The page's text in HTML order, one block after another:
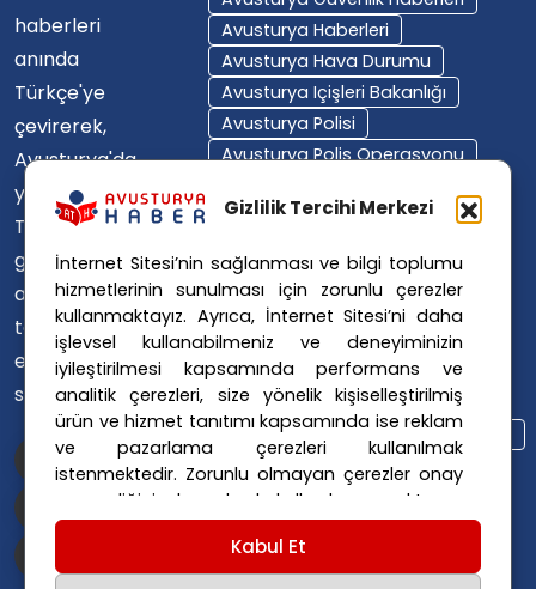
Gizlilik Tercihi Merkezi
İnternet Sitesi’nin sağlanması ve bilgi toplumu
hizmetlerinin sunulması için zorunlu çerezler
kullanmaktayız. Ayrıca, İnternet Sitesi’ni daha
işlevsel kullanabilmeniz ve deneyiminizin
iyileştirilmesi kapsamında performans ve
analitik çerezleri, size yönelik kişiselleştirilmiş
ürün ve hizmet tanıtımı kapsamında ise reklam
ve pazarlama çerezleri kullanılmak
istenmektedir. Zorunlu olmayan çerezler onay
vermediğiniz durumlarda kullanılmayacaktır.
Ayarlarınız 365 gün saklanır.
veGizlilik Politikasıiçin linklere tıklayınız.
Kabul Et
haberleri
anında
Türkçe'ye
çevirerek,
Avusturya'da
yaşayan
Türklerin ülke
gündemini
ana dillerinde
takip
etmelerini
sağlıyoruz.
Avusturya Haberleri
Avusturya Hava Durumu
Avusturya Içişleri Bakanlığı
Avusturya Polisi
Avusturya Polis Operasyonu
Avusturya Sağlık Sistemi
Avusturya Suç Haberleri
Avusturya Trafik Haberleri
Donald Trump
FPÖ
Graz Okul Saldırısı
Internet Dolandırıcılığı
Itfaiye Müdahalesi
Viyana Polisi
Viyana Suç Haberleri